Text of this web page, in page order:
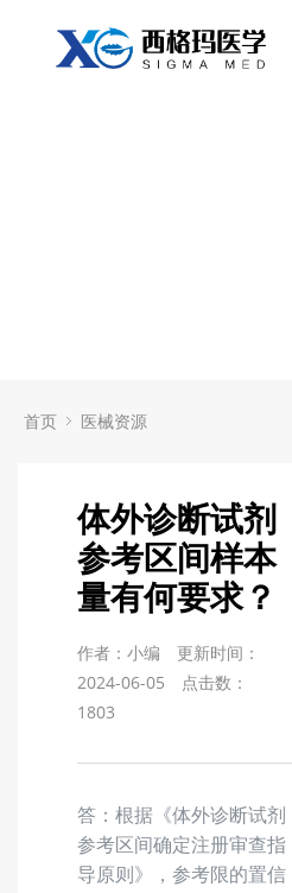
首页 医械资源
体外诊断试剂
参考区间样本
量有何要求？
作者：小编
更新时间：
2024-06-05
点击数：
1803
答： 根据《体外诊断试剂
参考区间确定注册审查指
导原则》，参考限的置信